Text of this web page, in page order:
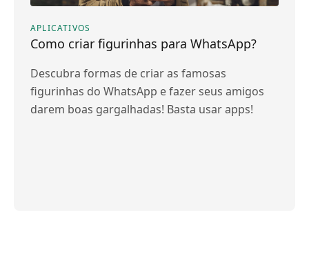
APLICATIVOS
Como criar figurinhas para WhatsApp?
Descubra formas de criar as famosas
figurinhas do WhatsApp e fazer seus amigos
darem boas gargalhadas! Basta usar apps!